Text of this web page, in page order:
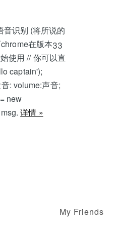
识别 (将所说的
在版本33
使用 // 你可以直
captain');
: volume:声音;
new
msg.详情 »
My Friends